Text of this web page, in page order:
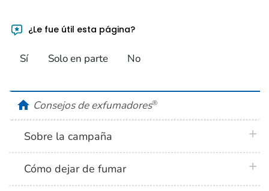
¿Le fue útil esta página?
Sí Solo en parte No
homeConsejos de exfumadores®
Sobre la campaña
Cómo dejar de fumar